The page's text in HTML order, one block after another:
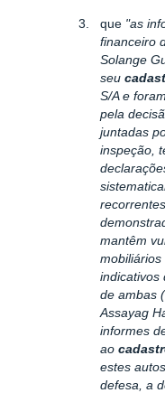
3. que "as
financeiro
Solange
seu
S/A e
pela
juntadas
inspeção,
mantêm
mobiliários
indicativos
de ambas
Assayag
informes
ao
estes
defesa, a